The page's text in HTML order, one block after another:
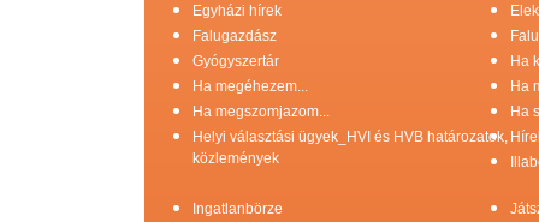
Egyházi hírek
Falugazdász
Gyógyszertár
Ha
Ha megéhezem...
Ha
Ha megszomjazom...
Ha
Helyi választási ügyek_HVI és HVB határozatok,
közlemények
Ingatlanbörze